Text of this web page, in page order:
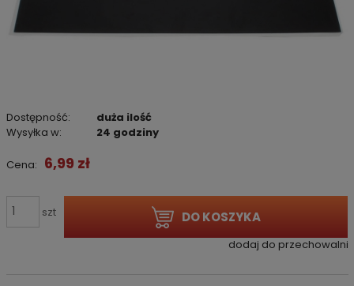
Dostępność:
duża ilość
Wysyłka w:
24 godziny
Cena: 6,99 zł
szt DO KOSZYKA
dodaj do przechowalni